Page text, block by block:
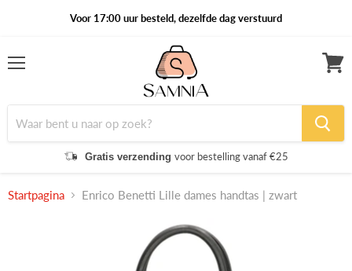
Voor 17:00 uur besteld, dezelfde dag verstuurd
Gratis verzending voor bestelling vanaf €25
Startpagina Enrico Benetti Lille dames handtas | zwart